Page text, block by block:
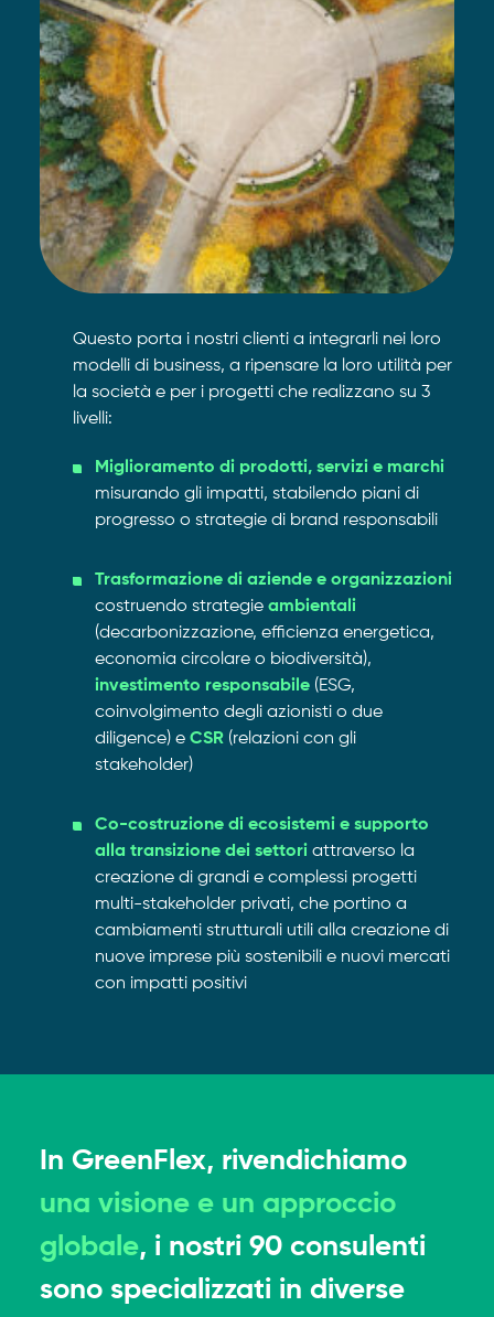
Questo porta i nostri clienti a integrarli nei loro
modelli di business, a ripensare la loro utilità per
la società e per i progetti che realizzano su 3
livelli:
Miglioramento di prodotti, servizi e marchi
misurando gli impatti, stabilendo piani di
progresso o strategie di brand responsabili
Trasformazione di aziende e organizzazioni
costruendo strategie ambientali
(decarbonizzazione, efficienza energetica,
economia circolare o biodiversità),
investimento responsabile (ESG,
coinvolgimento degli azionisti o due
diligence) e CSR (relazioni con gli
stakeholder)
Co-costruzione di ecosistemi e supporto
alla transizione dei settori attraverso la
creazione di grandi e complessi progetti
multi-stakeholder privati, che portino a
cambiamenti strutturali utili alla creazione di
nuove imprese più sostenibili e nuovi mercati
con impatti positivi
In GreenFlex, rivendichiamo
una visione e un approccio
globale, i nostri 90 consulenti
sono specializzati in diverse